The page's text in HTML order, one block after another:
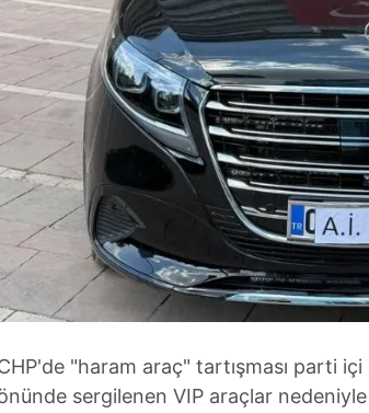
reklam/pazarlama faaliyetlerinin yapılması,
Çerezlere ilişkin tercihlerinizi aşağıda yer
butonuna tıklayabilir,Çerez Bilgilendirme
6698 sayılı Kişisel Verilerin Korunması
mevzuata uygun olarak kullanılan
"haram araç" tartışması parti
sergilenen VIP araçlar